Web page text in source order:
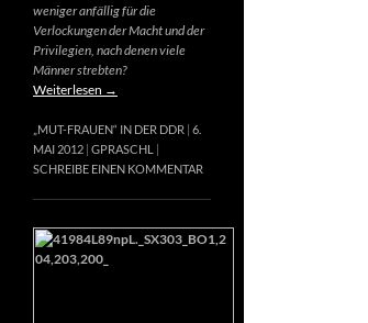
weniger anfällig für die
Verlockungen der Macht und der
Privilegien, nach denen viele
Männer strebten?
Weiterlesen →
„MUT-FRAUEN“ IN DER DDR 6.
MAI 2012 GPRASCHL
SCHREIBE EINEN KOMMENTAR